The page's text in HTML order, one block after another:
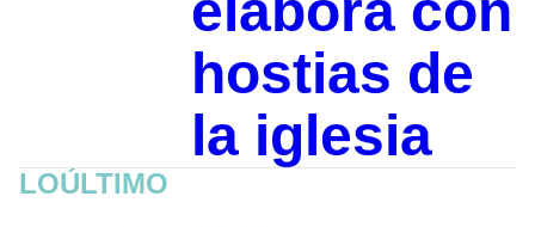
hostias de
la iglesia
LOÚLTIMO